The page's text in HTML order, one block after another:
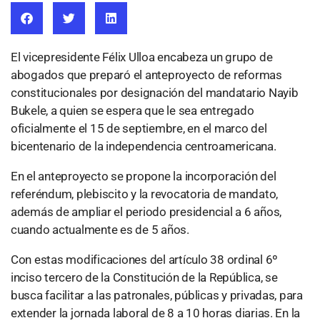
El vicepresidente Félix Ulloa encabeza un grupo de
abogados que preparó el anteproyecto de reformas
constitucionales por designación del mandatario Nayib
Bukele, a quien se espera que le sea entregado
oficialmente el 15 de septiembre, en el marco del
bicentenario de la independencia centroamericana.
En el anteproyecto se propone la incorporación del
referéndum, plebiscito y la revocatoria de mandato,
además de ampliar el periodo presidencial a 6 años,
cuando actualmente es de 5 años.
Con estas modificaciones del artículo 38 ordinal 6º
inciso tercero de la Constitución de la República, se
busca facilitar a las patronales, públicas y privadas, para
extender la jornada laboral de 8 a 10 horas diarias. En la